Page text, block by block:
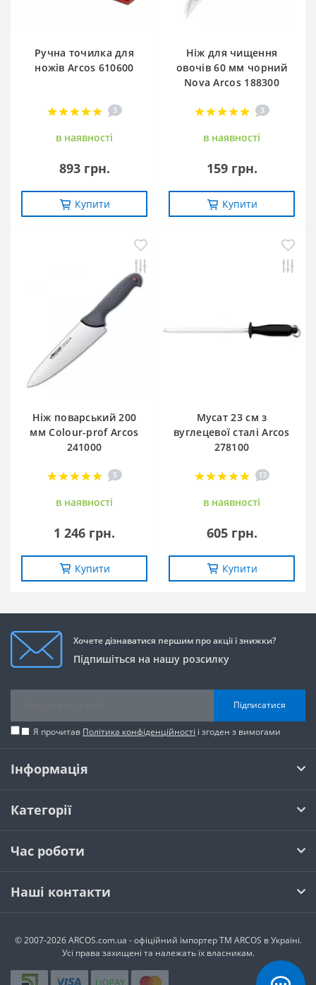
Ручна точилка для
ножів Arcos 610600
3
в наявностi
893 грн.
Купити
Ніж для чищення
овочів 60 мм чорний
Nova Arcos 188300
3
в наявностi
159 грн.
Купити
Ніж поварський 200
мм Сolour-prof Arcos
241000
5
в наявностi
1 246 грн.
Купити
Мусат 23 см з
вуглецевої сталі Arcos
278100
13
в наявностi
605 грн.
Купити
Хочете дізнаватися першим про акції і знижки?
Підпишіться на нашу розсилку
Підписатися
Я прочитав Політика конфіденційності і згоден з вимогами
Інформація
Категорії
Час роботи
Наші контакти
© 2007-2026 ARCOS.com.ua - офiцiйний iмпортер ТМ ARCOS в Україні.
Усi права захищенi та належать їх власникам.